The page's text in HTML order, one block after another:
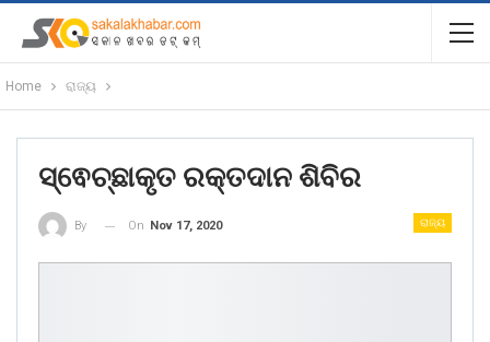
Home ରାଜ୍ୟ
ସ୍ଵେଚ୍ଛାକୃତ ରକ୍ତଦାନ ଶିବିର
ରାଜ୍ୟ
By On Nov 17, 2020